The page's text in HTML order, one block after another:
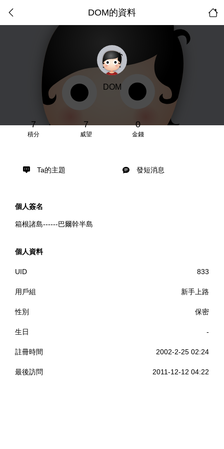
DOM的資料
DOM
7
積分
7
威望
0
金錢
Ta的主題 發短消息
個人簽名
箱根諸島------巴爾幹半島
個人資料
UID 833
用戶組 新手上路
性別 保密
生日 -
註冊時間 2002-2-25 02:24
最後訪問 2011-12-12 04:22